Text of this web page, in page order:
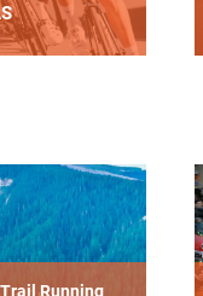
Running